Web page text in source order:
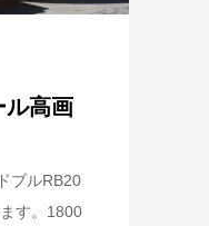
ル高画
ブルRB20
す。1800